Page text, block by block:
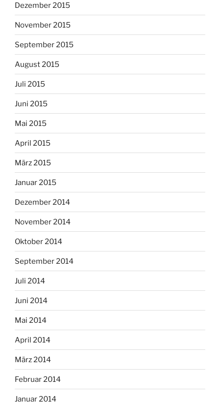
Dezember 2015
November 2015
September 2015
August 2015
Juli 2015
Juni 2015
Mai 2015
April 2015
März 2015
Januar 2015
Dezember 2014
November 2014
Oktober 2014
September 2014
Juli 2014
Juni 2014
Mai 2014
April 2014
März 2014
Februar 2014
Januar 2014